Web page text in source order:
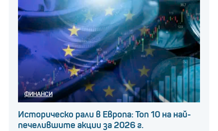
ФИНАНСИ
Историческо рали в Европа: Топ 10 на най-
печелившите акции за 2026 г.